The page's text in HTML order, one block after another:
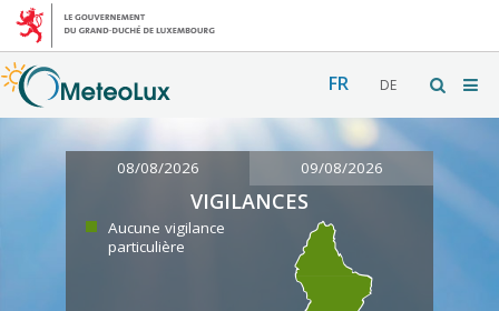
FR DE
08/08/2026 09/08/2026
VIGILANCES
Aucune vigilance
particulière